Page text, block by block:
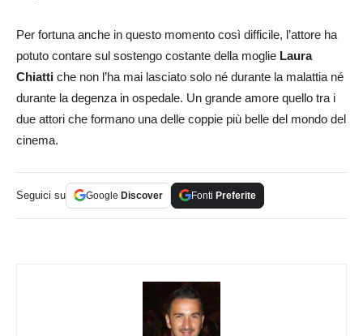
Per fortuna anche in questo momento così difficile, l’attore ha
potuto contare sul sostengo costante della moglie Laura
Chiatti che non l’ha mai lasciato solo né durante la malattia né
durante la degenza in ospedale. Un grande amore quello tra i
due attori che formano una delle coppie più belle del mondo del
cinema.
Seguici su Google Discover Fonti Preferite